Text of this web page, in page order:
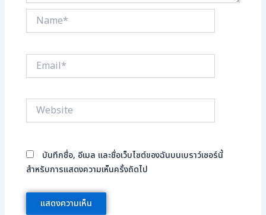
Name*
Email*
Website
บันทึกชื่อ, อีเมล และชื่อเว็บไซต์ของฉันบนเบราว์เซอร์นี้
สำหรับการแสดงความเห็นครั้งถัดไป